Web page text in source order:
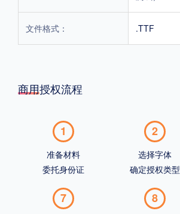
文件格式： .TTF
商用授权流程
1
准备材料
委托身份证
2
选择字体
确定授权类型
7 8